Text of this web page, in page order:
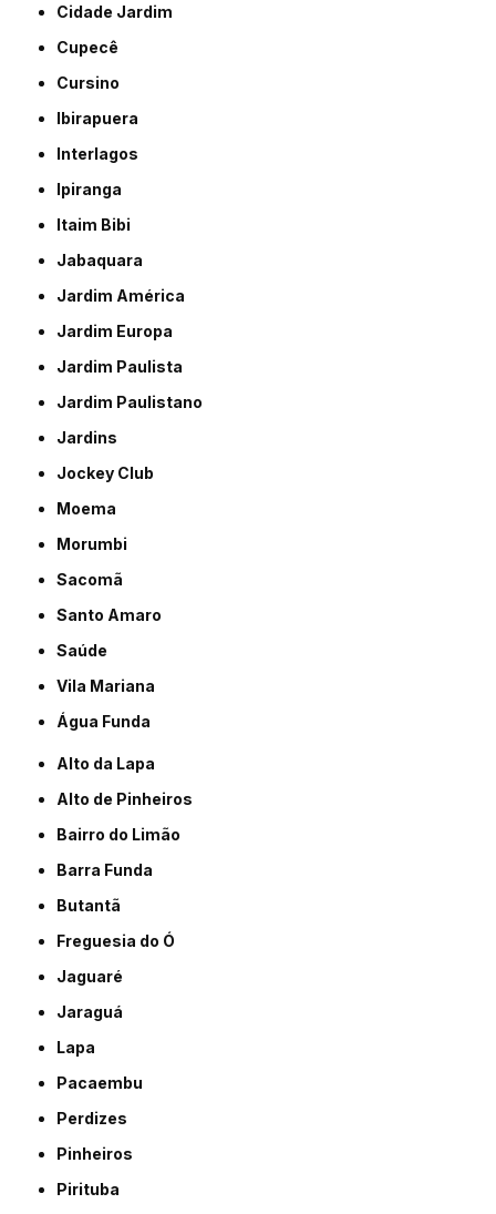
Cidade Jardim
Cupecê
Cursino
Ibirapuera
Interlagos
Ipiranga
Itaim Bibi
Jabaquara
Jardim América
Jardim Europa
Jardim Paulista
Jardim Paulistano
Jardins
Jockey Club
Moema
Morumbi
Sacomã
Santo Amaro
Saúde
Vila Mariana
Água Funda
Alto da Lapa
Alto de Pinheiros
Bairro do Limão
Barra Funda
Butantã
Freguesia do Ó
Jaguaré
Jaraguá
Lapa
Pacaembu
Perdizes
Pinheiros
Pirituba